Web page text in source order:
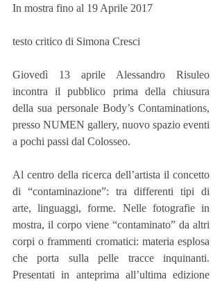
In mostra fino al 19 Aprile 2017
testo critico di Simona Cresci
Giovedì 13 aprile Alessandro Risuleo
incontra il pubblico prima della chiusura
della sua personale Body’s Contaminations,
presso NUMEN gallery, nuovo spazio eventi
a pochi passi dal Colosseo.
Al centro della ricerca dell’artista il concetto
di “contaminazione”: tra differenti tipi di
arte, linguaggi, forme. Nelle fotografie in
mostra, il corpo viene “contaminato” da altri
corpi o frammenti cromatici: materia esplosa
che porta sulla pelle tracce inquinanti.
Presentati in anteprima all’ultima edizione